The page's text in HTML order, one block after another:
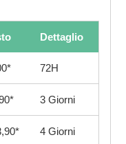
Dettaglio
72H
3 Giorni
4 Giorni